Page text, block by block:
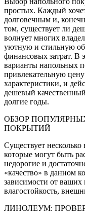
простых. Каждый
долговечным и,
том, существует ли
волнует многих
уютную и стильную
финансовых затрат. В
варианты напольных
привлекательную
характеристики, и
дешевый
долгие годы.
ОБЗОР
ПОКРЫТИЙ
Существует
которые могут быть
недорогие и
«качество» в данном
зависимости от ваших
влагостойкость,
ЛИНОЛЕУМ: